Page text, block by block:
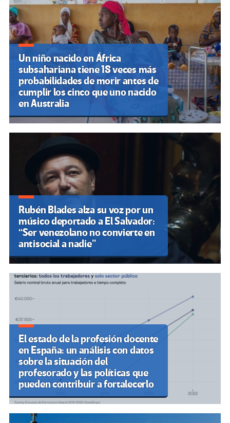
Un niño nacido en África
subsahariana tiene 18 veces más
probabilidades de morir antes de
cumplir los cinco que uno nacido
en Australia
Rubén Blades alza su voz por un
músico deportado a El Salvador:
“Ser venezolano no convierte en
antisocial a nadie”
El estado de la profesión docente
en España: un análisis con datos
sobre la situación del
profesorado y las políticas que
pueden contribuir a fortalecerlo